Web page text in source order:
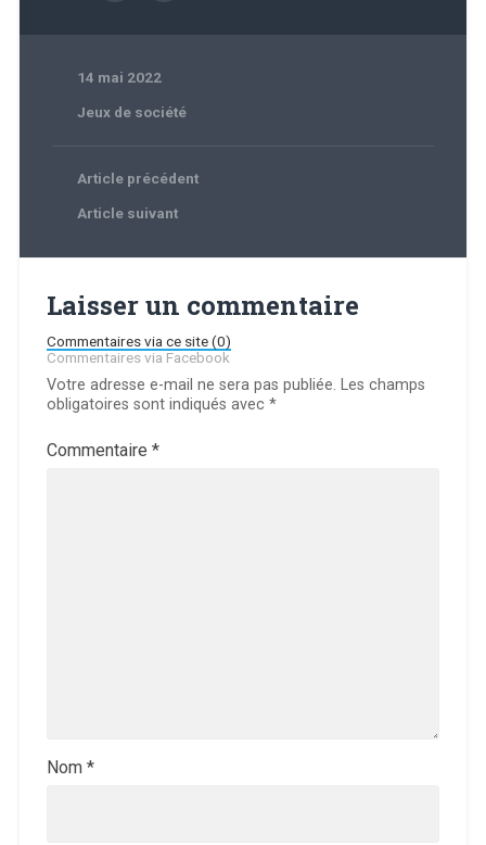
14 mai 2022
Jeux de société
Article précédent
Article suivant
Laisser un commentaire
Commentaires via ce site (0)
Commentaires via Facebook
Votre adresse e-mail ne sera pas publiée. Les champs
obligatoires sont indiqués avec *
Commentaire *
Nom *